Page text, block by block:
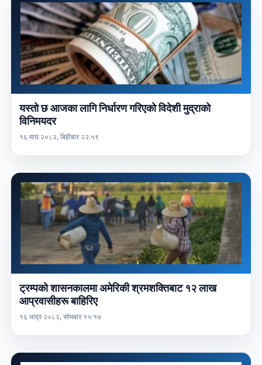
यस्तो छ आजका लागि निर्धारण गरिएको विदेशी मुद्राको
विनिमयदर
१६ माघ २०८२, बिहीबार २२:५९
ट्रम्पको शासनकालमा अमेरिकी श्रमशक्तिबाट १२ लाख
आप्रवासीहरू बाहिरिए
१६ भाद्र २०८२, सोमबार १५:१७